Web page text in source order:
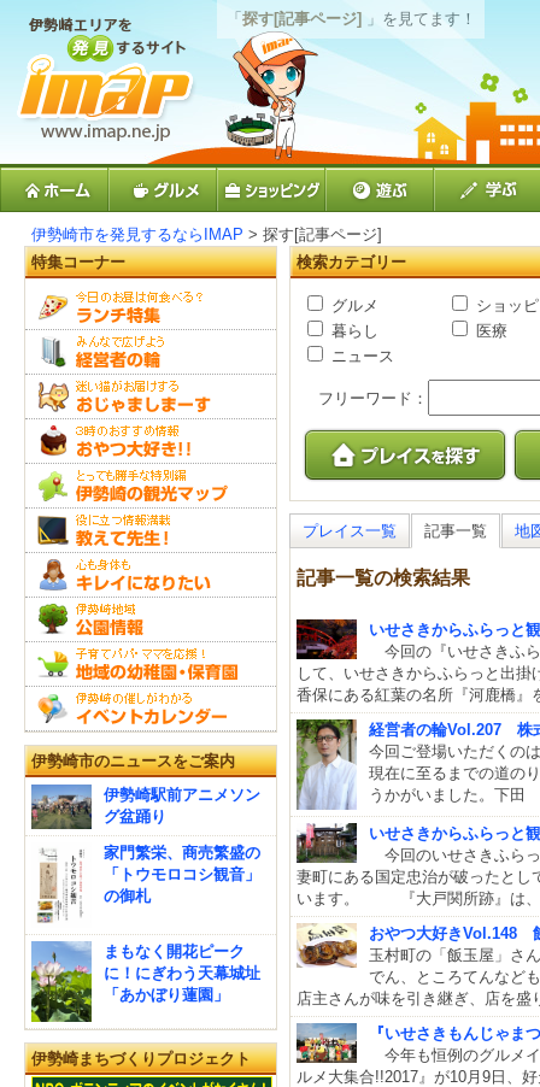
「探す[記事ページ] 」を見てます！
伊勢崎市を発見するならIMAP > 探す[記事ページ]
検索カテゴリー
グルメ
ショッ
暮らし
医療
ニュース
フリーワード：
プレイス一覧 記事一覧 地
記事一覧の検索結果
いせさきからふらっと
今回の『いせさきふ
して、いせさきからふらっと出
香保にある紅葉の名所『河鹿橋』
経営者の輪Vol.207 株
今回ご登場いただくの
現在に至るまでの道の
うかがいました。下田
いせさきからふらっと
今回のいせさきふら
妻町にある国定忠治が破ったとし
います。 『大戸関所跡』は、
おやつ大好きVol.148
玉村町の「飯玉屋」さ
でん、ところてんなど
店主さんが味を引き継ぎ、店を
『いせさきもんじゃま
今年も恒例のグルメ
ルメ大集合!!2017』が10月9日、
特集コーナー
伊勢崎市のニュースをご案内
伊勢崎駅前アニメソン
グ盆踊り
家門繁栄、商売繁盛の
「トウモロコシ観音」
の御札
まもなく開花ピーク
に！にぎわう天幕城址
「あかぼり蓮園」
伊勢崎まちづくりプロジェクト